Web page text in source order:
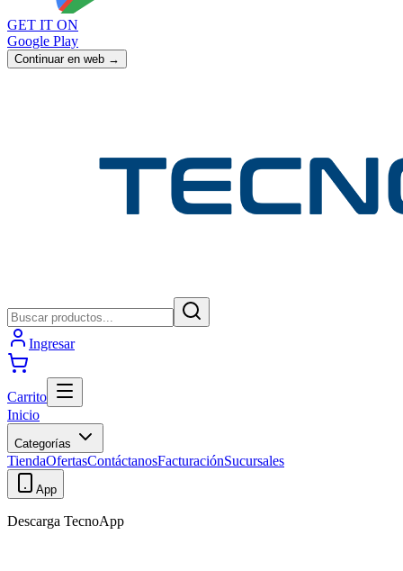
GET IT ON
Google Play
Continuar en web →
Ingresar
Carrito
Inicio
Categorías
TiendaOfertasContáctanosFacturaciónSucursales
App
Descarga TecnoApp